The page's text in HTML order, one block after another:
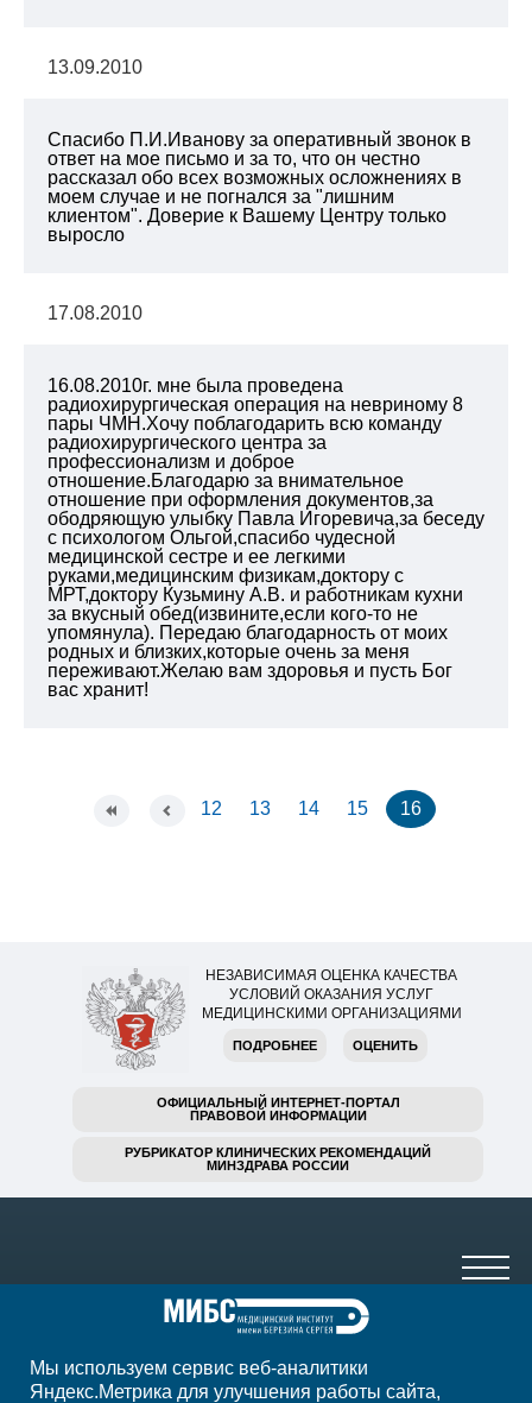
13.09.2010
Спасибо П.И.Иванову за оперативный звонок в
ответ на мое письмо и за то, что он честно
рассказал обо всех возможных осложнениях в
моем случае и не погнался за "лишним
клиентом". Доверие к Вашему Центру только
выросло
17.08.2010
16.08.2010г. мне была проведена
радиохирургическая операция на невриному 8
пары ЧМН.Хочу поблагодарить всю команду
радиохирургического центра за
профессионализм и доброе
отношение.Благодарю за внимательное
отношение при оформления документов,за
ободряющую улыбку Павла Игоревича,за беседу
с психологом Ольгой,спасибо чудесной
медицинской сестре и ее легкими
руками,медицинским физикам,доктору с
МРТ,доктору Кузьмину А.В. и работникам кухни
за вкусный обед(извините,если кого-то не
упомянула). Передаю благодарность от моих
родных и близких,которые очень за меня
переживают.Желаю вам здоровья и пусть Бог
вас хранит!
12 13 14 15 16
НЕЗАВИСИМАЯ ОЦЕНКА КАЧЕСТВА
УСЛОВИЙ ОКАЗАНИЯ УСЛУГ
МЕДИЦИНСКИМИ ОРГАНИЗАЦИЯМИ
ПОДРОБНЕЕ ОЦЕНИТЬ
ОФИЦИАЛЬНЫЙ ИНТЕРНЕТ-ПОРТАЛ
ПРАВОВОЙ ИНФОРМАЦИИ
РУБРИКАТОР КЛИНИЧЕСКИХ РЕКОМЕНДАЦИЙ
МИНЗДРАВА РОССИИ
Мы используем сервис веб-аналитики
Яндекс.Метрика для улучшения работы сайта,